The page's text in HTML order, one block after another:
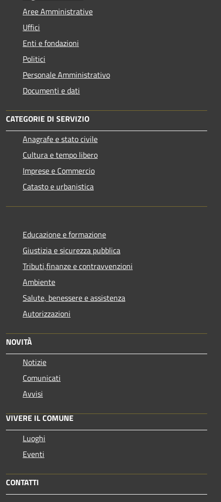
Aree Amministrative
Uffici
Enti e fondazioni
Politici
Personale Amministrativo
Documenti e dati
CATEGORIE DI SERVIZIO
Anagrafe e stato civile
Cultura e tempo libero
Imprese e Commercio
Catasto e urbanistica
Educazione e formazione
Giustizia e sicurezza pubblica
Tributi,finanze e contravvenzioni
Ambiente
Salute, benessere e assistenza
Autorizzazioni
NOVITÀ
Notizie
Comunicati
Avvisi
VIVERE IL COMUNE
Luoghi
Eventi
CONTATTI